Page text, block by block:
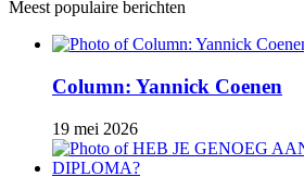
Meest populaire berichten
Column: Yannick Coenen
19 mei 2026